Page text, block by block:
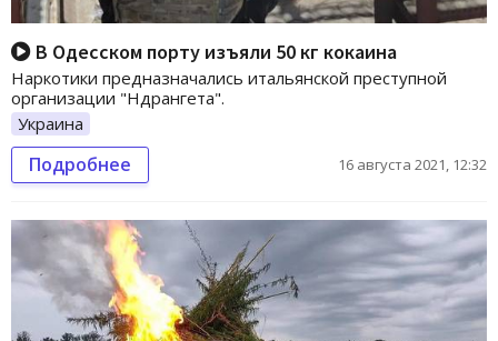
В Одесском порту изъяли 50 кг кокаина
Наркотики предназначались итальянской преступной
организации "Ндрангета".
Украина
Подробнее 16 августа 2021, 12:32